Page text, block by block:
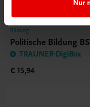
Nur
Bildung
Politische Bildung
TRAUNER-DigiBox
€ 15,94